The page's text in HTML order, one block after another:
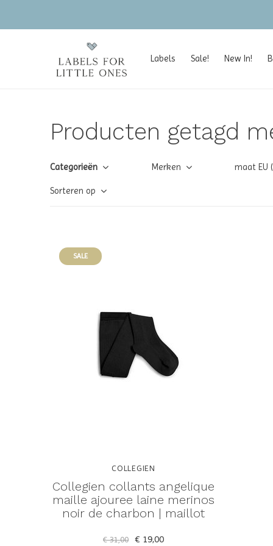
Labels Sale! New In!
Producten getagd
Categorieën Merken maat EU
Sorteren op
SALE
COLLEGIEN
Collegien collants angelique
maille ajouree laine merinos
noir de charbon | maillot
€ 31,00 € 19,00